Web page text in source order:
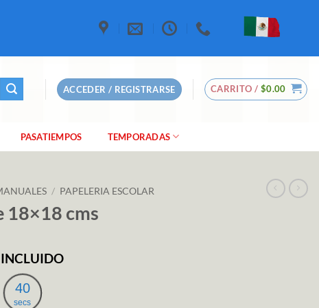
ACCEDER / REGISTRARSE CARRITO / $0.00
PASATIEMPOS TEMPORADAS
/ PAPELERIA ESCOLAR
18×18 cms
39
secs